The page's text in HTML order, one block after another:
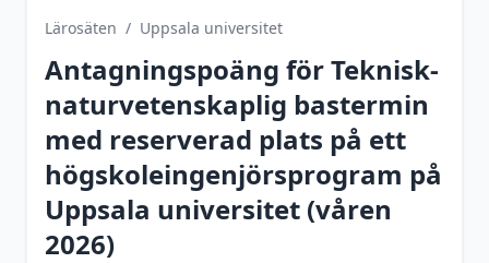
Lärosäten / Uppsala universitet
Antagningspoäng förTeknisk-
naturvetenskaplig bastermin
med reserverad plats på ett
högskoleingenjörsprogram på
Uppsala universitet (våren
2026)